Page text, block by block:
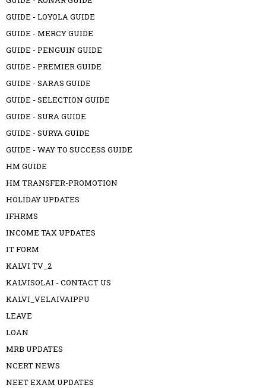
GUIDE - LOYOLA GUIDE
GUIDE - MERCY GUIDE
GUIDE - PENGUIN GUIDE
GUIDE - PREMIER GUIDE
GUIDE - SARAS GUIDE
GUIDE - SELECTION GUIDE
GUIDE - SURA GUIDE
GUIDE - SURYA GUIDE
GUIDE - WAY TO SUCCESS GUIDE
HM GUIDE
HM TRANSFER-PROMOTION
HOLIDAY UPDATES
IFHRMS
INCOME TAX UPDATES
IT FORM
KALVI TV_2
KALVISOLAI - CONTACT US
KALVI_VELAIVAIPPU
LEAVE
LOAN
MRB UPDATES
NCERT NEWS
NEET EXAM UPDATES